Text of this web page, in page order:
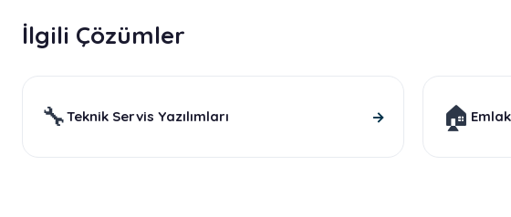
İlgili Çözümler
🔧Teknik Servis Yazılımları → 🏠